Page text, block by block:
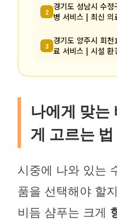
2 경기도 성남시 수
병 서비스 | 최신 의
3 경기도 양주시 회
료 서비스 | 시설 환
나에게 맞는
게 고르는 법
시중에 나와 있는
품을 선택해야 할
비듬 샴푸는 크게